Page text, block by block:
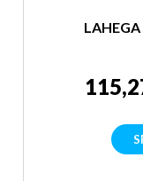
LAHEGA